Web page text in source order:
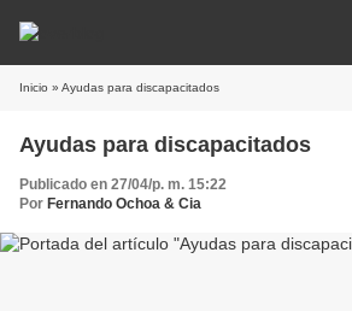
Inicio » Ayudas para discapacitados
Ayudas para discapacitados
Publicado en 27/04/p. m. 15:22
Por Fernando Ochoa & Cia